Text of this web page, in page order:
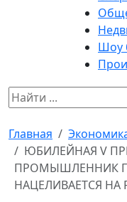
Шоу
Главная
ЮБИЛЕЙНАЯ V
ПРОМЫШЛЕННИК
НАЦЕЛИВАЕТСЯ НА